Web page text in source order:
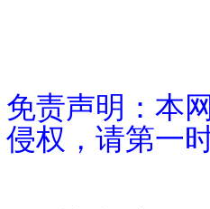
免责声明：本
侵权，请第一